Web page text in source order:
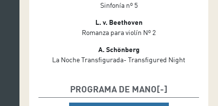
Sinfonía nº 5
L. v. Beethoven
Romanza para violín Nº 2
A. Schönberg
La Noche Transfigurada- Transfigured Night
PROGRAMA DE MANO